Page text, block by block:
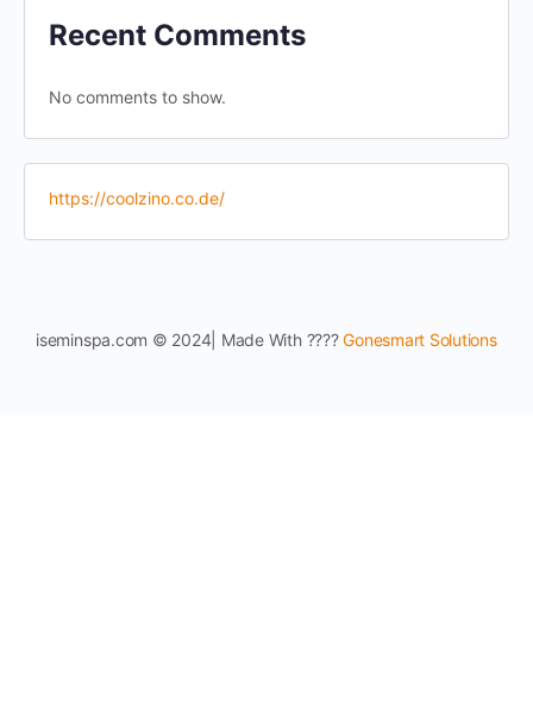
Recent Comments
No comments to show.
https://coolzino.co.de/
iseminspa.com © 2024| Made With ????Gonesmart Solutions